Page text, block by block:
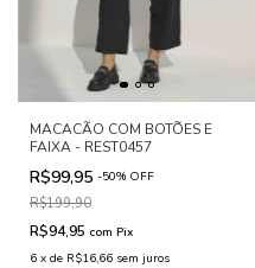
MACACÃO COM BOTÕES E
FAIXA - REST0457
R$99,95 -50% OFF
R$199,90
R$94,95 com Pix
6 x de R$16,66 sem juros